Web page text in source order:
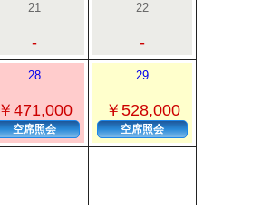
21
-
22
-
28
￥471,000
空席照会
29
￥528,000
空席照会